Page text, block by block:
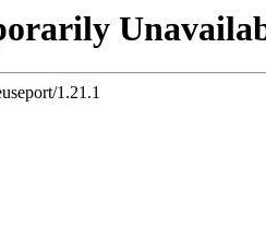
1.21.1